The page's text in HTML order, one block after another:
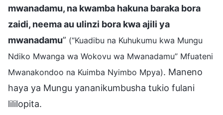
mwanadamu, na kwamba hakuna baraka bora
zaidi, neema au ulinzi bora kwa ajili ya
mwanadamu” (“Kuadibu na Kuhukumu kwa Mungu
Ndiko Mwanga wa Wokovu wa Mwanadamu” Mfuateni
Mwanakondoo na Kuimba Nyimbo Mpya). Maneno
haya ya Mungu yananikumbusha tukio fulani
lililopita.